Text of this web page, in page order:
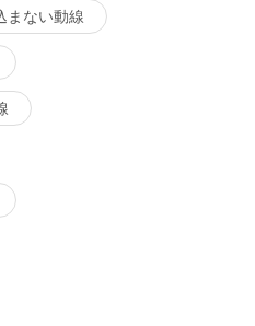
まない動線